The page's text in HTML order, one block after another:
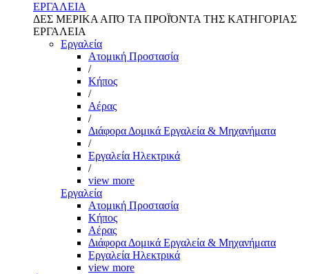
ΕΡΓΑΛΕΙΑ
ΔΕΣ ΜΕΡΙΚΑ ΑΠΌ ΤΑ ΠΡΟΪΌΝΤΑ ΤΗΣ ΚΑΤΗΓΟΡΙΑΣ
ΕΡΓΑΛΕΙΑ
Εργαλεία
Aτομική Προστασία
/
Kήπος
/
Αέρας
/
Διάφορα Δομικά Εργαλεία & Μηχανήματα
/
Εργαλεία Ηλεκτρικά
/
view more
Εργαλεία
Aτομική Προστασία
Kήπος
Αέρας
Διάφορα Δομικά Εργαλεία & Μηχανήματα
Εργαλεία Ηλεκτρικά
view more